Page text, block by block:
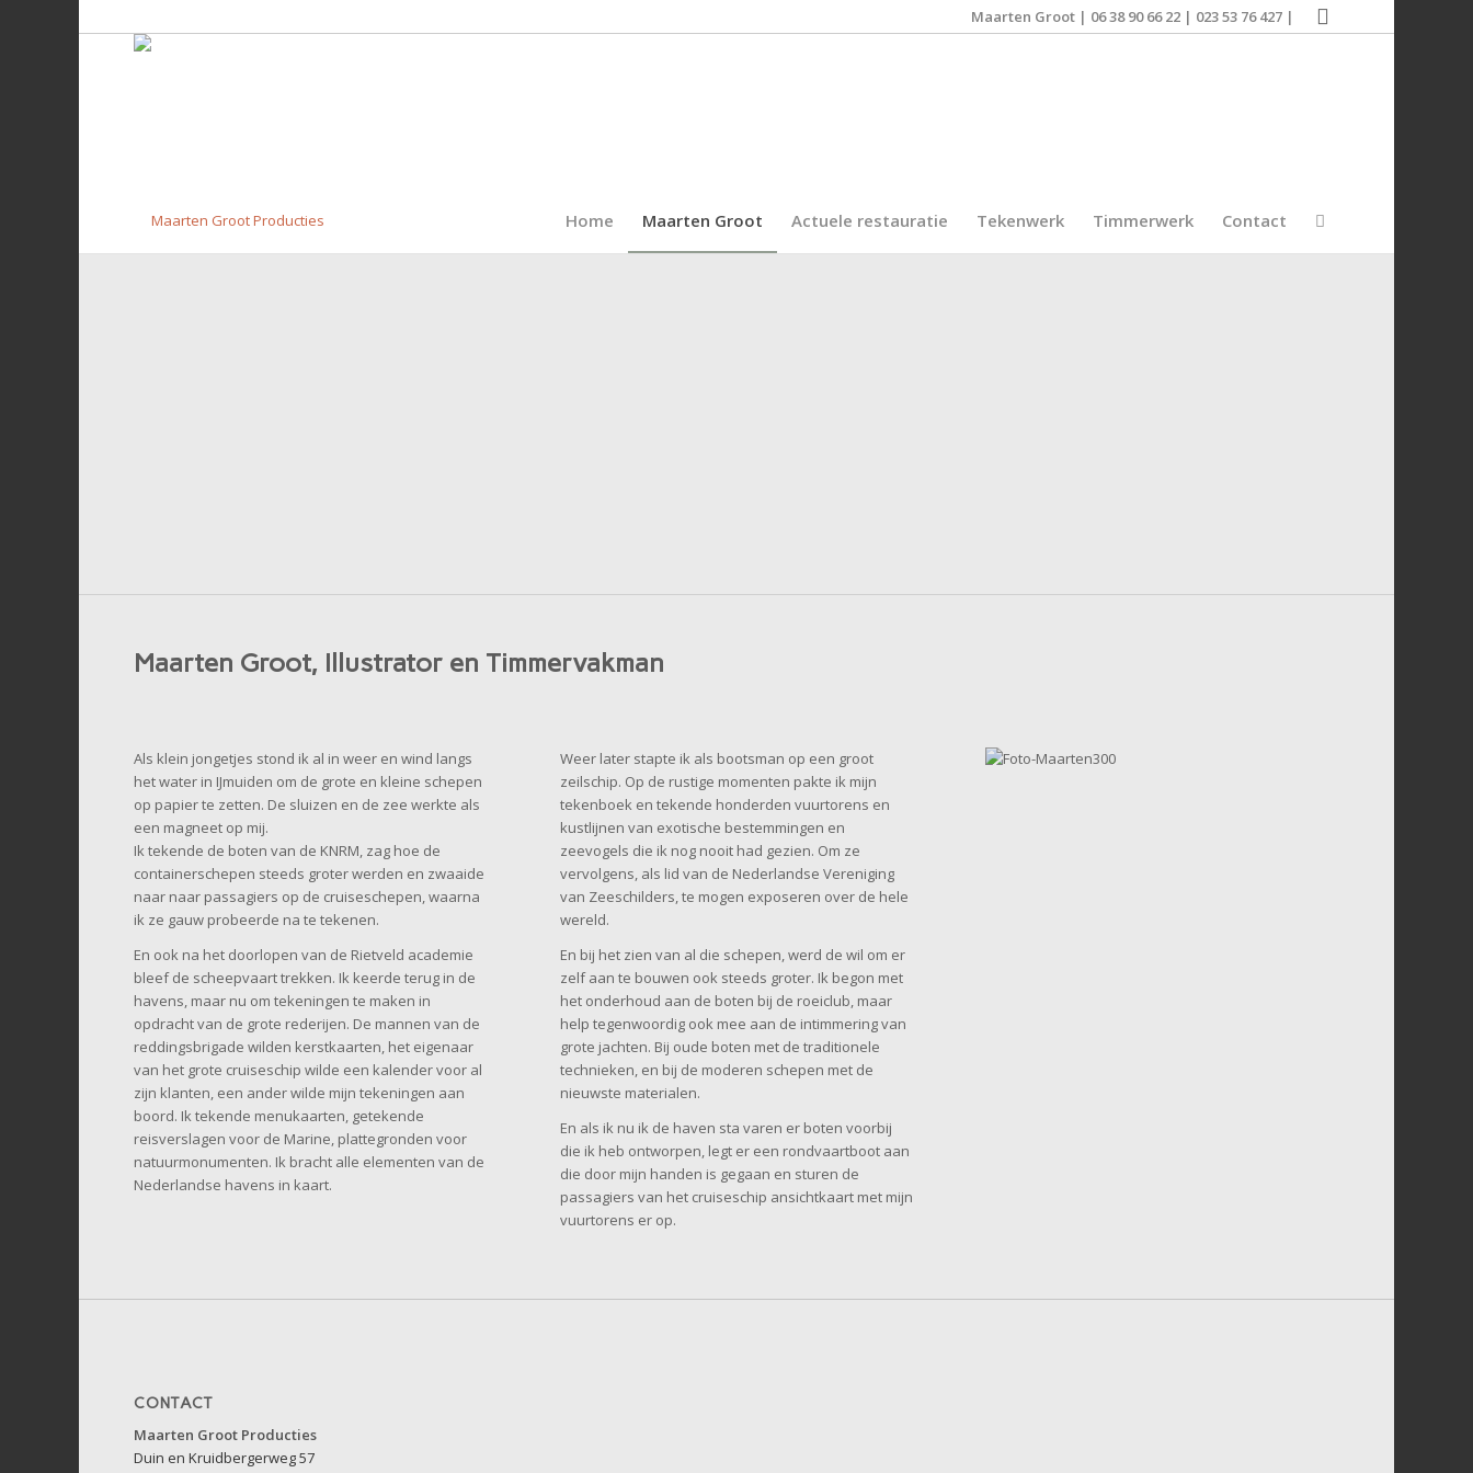
Maarten Groot | 06 38 90 66 22 | 023 53 76 427 |
Home Maarten Groot Actuele restauratie Tekenwerk Timmerwerk Contact
Maarten Groot, Illustrator en Timmervakman
Als klein jongetjes stond ik al in weer en wind langs
het water in IJmuiden om de grote en kleine schepen
op papier te zetten. De sluizen en de zee werkte als
een magneet op mij.
Ik tekende de boten van de KNRM, zag hoe de
containerschepen steeds groter werden en zwaaide
naar naar passagiers op de cruiseschepen, waarna
ik ze gauw probeerde na te tekenen.
En ook na het doorlopen van de Rietveld academie
bleef de scheepvaart trekken. Ik keerde terug in de
havens, maar nu om tekeningen te maken in
opdracht van de grote rederijen. De mannen van de
reddingsbrigade wilden kerstkaarten, het eigenaar
van het grote cruiseschip wilde een kalender voor al
zijn klanten, een ander wilde mijn tekeningen aan
boord. Ik tekende menukaarten, getekende
reisverslagen voor de Marine, plattegronden voor
natuurmonumenten. Ik bracht alle elementen van de
Nederlandse havens in kaart.
Weer later stapte ik als bootsman op een groot
zeilschip. Op de rustige momenten pakte ik mijn
tekenboek en tekende honderden vuurtorens en
kustlijnen van exotische bestemmingen en
zeevogels die ik nog nooit had gezien. Om ze
vervolgens, als lid van de Nederlandse Vereniging
van Zeeschilders, te mogen exposeren over de hele
wereld.
En bij het zien van al die schepen, werd de wil om er
zelf aan te bouwen ook steeds groter. Ik begon met
het onderhoud aan de boten bij de roeiclub, maar
help tegenwoordig ook mee aan de intimmering van
grote jachten. Bij oude boten met de traditionele
technieken, en bij de moderen schepen met de
nieuwste materialen.
En als ik nu ik de haven sta varen er boten voorbij
die ik heb ontworpen, legt er een rondvaartboot aan
die door mijn handen is gegaan en sturen de
passagiers van het cruiseschip ansichtkaart met mijn
vuurtorens er op.
CONTACT
Maarten Groot Producties
Duin en Kruidbergerweg 57